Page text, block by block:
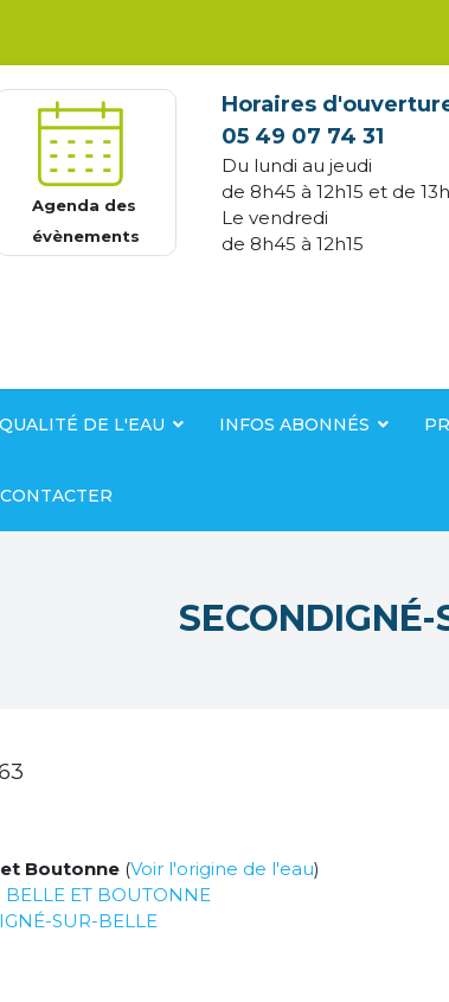
Agenda des
évènements
Horaires
05 49 07 74 31
Du lundi au jeudi
de 8h45 à 12h15 et de
Le vendredi
de 8h45 à 12h15
QUALITÉ DE L'EAU INFOS ABONNÉS
Boutonne (Voir l'origine de l'eau)
BELLE ET BOUTONNE
SUR-BELLE